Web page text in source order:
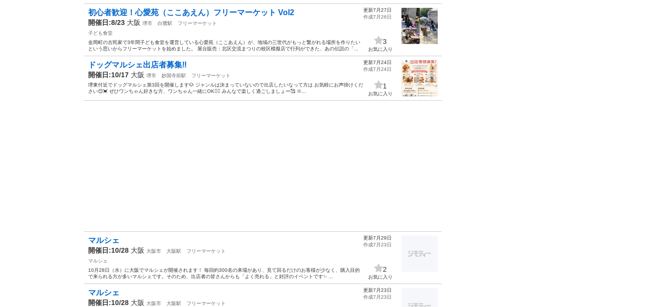
初心者歓迎！心愛苑（ここあえん）フリーマーケット Vol2
開催日:8/23 大阪 堺市 白鷺駅
フリーマーケット
子ども食堂
金岡町の古民家で3年間子ども食堂を運営している心愛苑（ここあえん）が、地域の三世代がもっと繋がれる場所を作りたい
という思いからフリーマーケットを始めました。 屋台販売：北区交流まつりの校区模擬店で行列ができた、あの伝説の「...
更新7月27日
作成7月26日
3
お気に入り
ドッグマルシェ出店者募集‼️
開催日:10/17 大阪 堺市 妙国寺前駅
フリーマーケット
堺東付近でドッグマルシェ第3回を開催します🐶 ジャンルは決まっていないので出店したいなって方は お気軽にお声掛けくだ
さい😊💓 ぜひワンちゃん好きな方、ワンちゃん一緒にOK🙆‍♀️ みんなで楽しく過ごしましょー🥰 ※...
更新7月24日
作成7月24日
1
お気に入り
マルシェ
開催日:10/28 大阪 大阪市 大阪駅
フリーマーケット
マルシェ
10月28日（水）に大阪でマルシェが開催されます！ 毎回約300名の来場があり、見て回るだけのお客様が少なく、購入目的
で来られる方が多いマルシェです。そのため、出店者の皆さんからも「よく売れる」と好評のイベントです✨ ...
更新7月29日
作成7月23日
2
お気に入り
マルシェ
開催日:10/28 大阪 大阪市 大阪駅
フリーマーケット
更新7月23日
作成7月23日